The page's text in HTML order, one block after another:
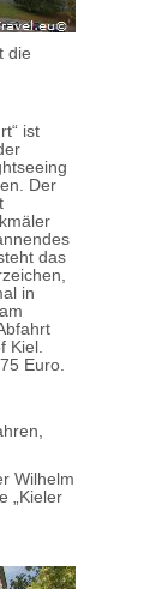
die
ist
Der
das
in
Kiel.
Euro.
Wilhelm
„Kieler